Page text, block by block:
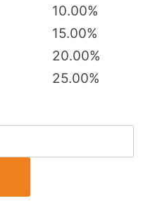
10.00%
15.00%
20.00%
25.00%